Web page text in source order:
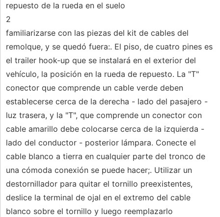
repuesto de la rueda en el suelo
2
familiarizarse con las piezas del kit de cables del
remolque, y se quedó fuera:. El piso, de cuatro pines es
el trailer hook-up que se instalará en el exterior del
vehículo, la posición en la rueda de repuesto. La "T"
conector que comprende un cable verde deben
establecerse cerca de la derecha - lado del pasajero -
luz trasera, y la "T", que comprende un conector con
cable amarillo debe colocarse cerca de la izquierda -
lado del conductor - posterior lámpara. Conecte el
cable blanco a tierra en cualquier parte del tronco de
una cómoda conexión se puede hacer;. Utilizar un
destornillador para quitar el tornillo preexistentes,
deslice la terminal de ojal en el extremo del cable
blanco sobre el tornillo y luego reemplazarlo